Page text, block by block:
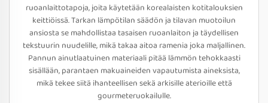
ruoanlaittotapoja, joita käytetään korealaisten kotitalouksien
keittiöissä. Tarkan lämpötilan säädön ja tilavan muotoilun
ansiosta se mahdollistaa tasaisen ruoanlaiton ja täydellisen
tekstuurin nuudelille, mikä takaa aitoa ramenia joka maljallinen.
Pannun ainutlaatuinen materiaali pitää lämmön tehokkaasti
sisällään, parantaen makuaineiden vapautumista aineksista,
mikä tekee siitä ihanteellisen sekä arkisille aterioille että
gourmeteruokailulle.